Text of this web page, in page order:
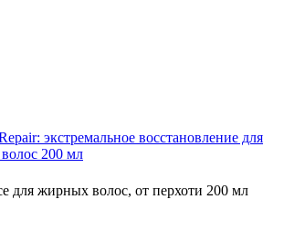
экстремальное восстановление для
200 мл